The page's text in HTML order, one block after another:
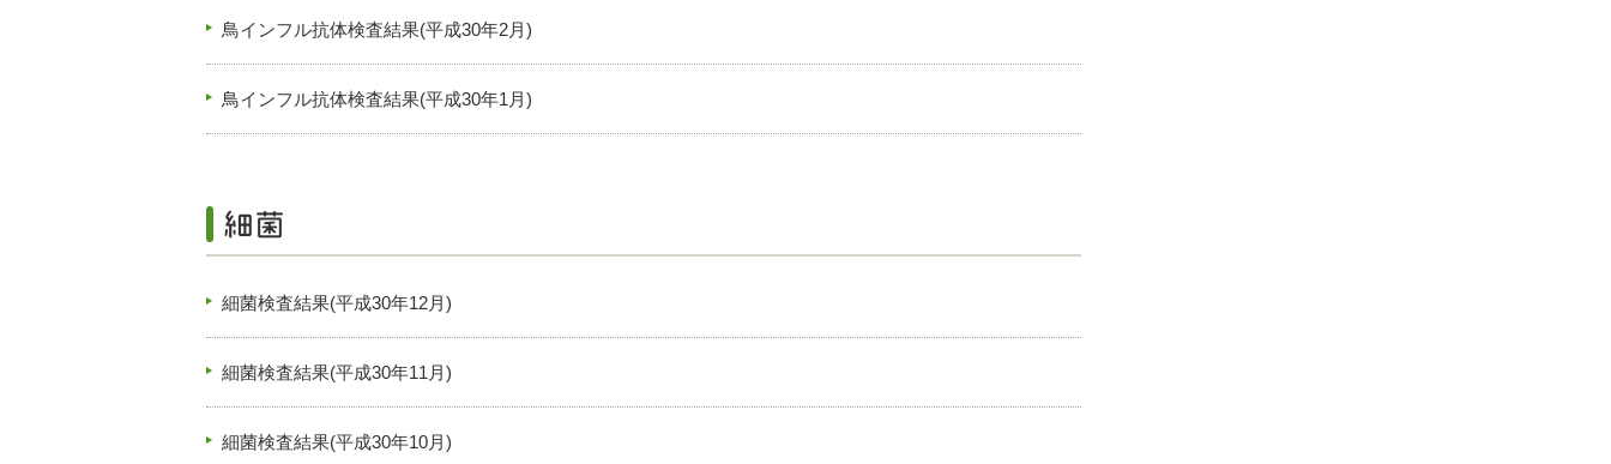
鳥インフル抗体検査結果(平成30年2月)
鳥インフル抗体検査結果(平成30年1月)
細菌検査結果(平成30年12月)
細菌検査結果(平成30年11月)
細菌検査結果(平成30年10月)